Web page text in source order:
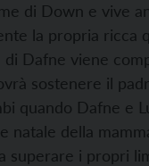
di Down e vive
la propria ricca
di Dafne viene
sostenere il
quando Dafne e
natale della
superare i propri